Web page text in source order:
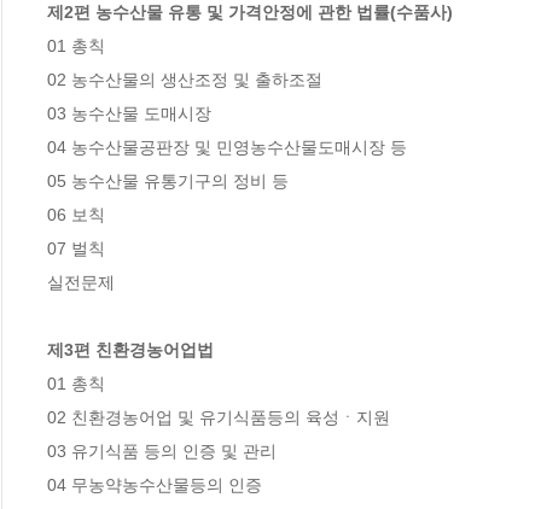
제2편 농수산물 유통 및 가격안정에 관한 법률(수품사)
01 총칙
02 농수산물의 생산조정 및 출하조절
03 농수산물 도매시장
04 농수산물공판장 및 민영농수산물도매시장 등
05 농수산물 유통기구의 정비 등
06 보칙
07 벌칙
실전문제
제3편 친환경농어업법
01 총칙
02 친환경농어업 및 유기식품등의 육성ㆍ지원
03 유기식품 등의 인증 및 관리
04 무농약농수산물등의 인증